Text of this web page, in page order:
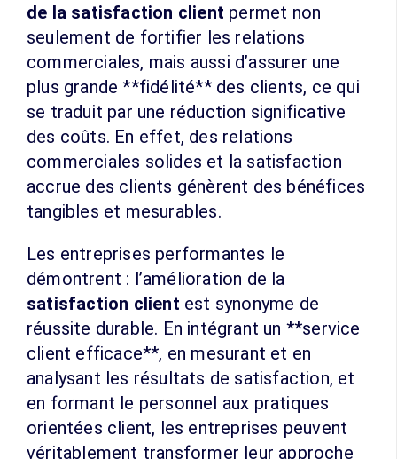
de la satisfaction client permet non
seulement de fortifier les relations
commerciales, mais aussi d’assurer une
plus grande **fidélité** des clients, ce qui
se traduit par une réduction significative
des coûts. En effet, des relations
commerciales solides et la satisfaction
accrue des clients génèrent des bénéfices
tangibles et mesurables.
Les entreprises performantes le
démontrent : l’amélioration de la
satisfaction client est synonyme de
réussite durable. En intégrant un **service
client efficace**, en mesurant et en
analysant les résultats de satisfaction, et
en formant le personnel aux pratiques
orientées client, les entreprises peuvent
véritablement transformer leur approche